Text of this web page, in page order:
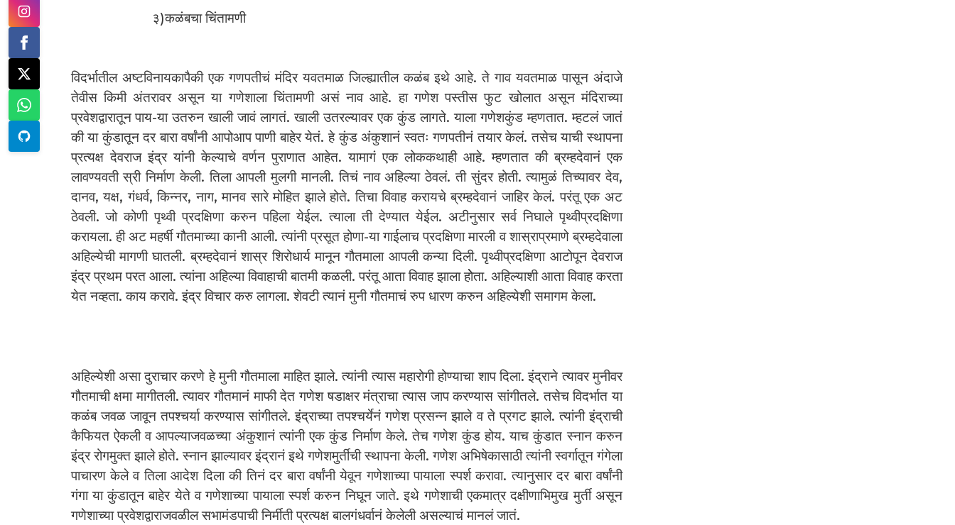
३)कळंबचा चिंतामणी
विदर्भातील अष्टविनायकापैकी एक गणपतीचं मंदिर यवतमाळ जिल्ह्यातील कळंब इथे आहे. ते गाव यवतमाळ पासून अंदाजे
तेवीस किमी अंतरावर असून या गणेशाला चिंतामणी असं नाव आहे. हा गणेश पस्तीस फुट खोलात असून मंदिराच्या
प्रवेशद्वारातून पाय-या उतरुन खाली जावं लागतं. खाली उतरल्यावर एक कुंड लागते. याला गणेशकुंड म्हणतात. म्हटलं जातं
की या कुंडातून दर बारा वर्षांनी आपोआप पाणी बाहेर येतं. हे कुंड अंकुशानं स्वतः गणपतीनं तयार केलं. तसेच याची स्थापना
प्रत्यक्ष देवराज इंद्र यांनी केल्याचे वर्णन पुराणात आहेत. यामागं एक लोककथाही आहे. म्हणतात की ब्रम्हदेवानं एक
लावण्यवती स्री निर्माण केली. तिला आपली मुलगी मानली. तिचं नाव अहिल्या ठेवलं. ती सुंदर होती. त्यामुळं तिच्यावर देव,
दानव, यक्ष, गंधर्व, किन्नर, नाग, मानव सारे मोहित झाले होते. तिचा विवाह करायचे ब्रम्हदेवानं जाहिर केलं. परंतू एक अट
ठेवली. जो कोणी पृथ्वी प्रदक्षिणा करुन पहिला येईल. त्याला ती देण्यात येईल. अटीनुसार सर्व निघाले पृथ्वीप्रदक्षिणा
करायला. ही अट महर्षी गौतमाच्या कानी आली. त्यांनी प्रसूत होणा-या गाईलाच प्रदक्षिणा मारली व शास्राप्रमाणे ब्रम्हदेवाला
अहिल्येची मागणी घातली. ब्रम्हदेवानं शास्र शिरोधार्य मानून गौतमाला आपली कन्या दिली. पृथ्वीप्रदक्षिणा आटोपून देवराज
इंद्र प्रथम परत आला. त्यांना अहिल्या विवाहाची बातमी कळली. परंतू आता विवाह झाला होेता. अहिल्याशी आता विवाह करता
येत नव्हता. काय करावे. इंद्र विचार करु लागला. शेवटी त्यानं मुनी गौतमाचं रुप धारण करुन अहिल्येशी समागम केला.
अहिल्येशी असा दुराचार करणे हे मुनी गौतमाला माहित झाले. त्यांनी त्यास महारोगी होण्याचा शाप दिला. इंद्राने त्यावर मुनीवर
गौतमाची क्षमा मागीतली. त्यावर गौतमानं माफी देत गणेश षडाक्षर मंत्राचा त्यास जाप करण्यास सांगीतले. तसेच विदर्भात या
कळंब जवळ जावून तपश्चर्या करण्यास सांगीतले. इंद्राच्या तपश्चर्येनं गणेश प्रसन्न झाले व ते प्रगट झाले. त्यांनी इंद्राची
कैफियत ऐकली व आपल्याजवळच्या अंकुशानं त्यांनी एक कुंड निर्माण केले. तेच गणेश कुंड होय. याच कुंडात स्नान करुन
इंद्र रोगमुक्त झाले होते. स्नान झाल्यावर इंद्रानं इथे गणेशमुर्तीची स्थापना केली. गणेश अभिषेकासाठी त्यांनी स्वर्गातून गंगेला
पाचारण केले व तिला आदेश दिला की तिनं दर बारा वर्षांनी येवून गणेशाच्या पायाला स्पर्श करावा. त्यानुसार दर बारा वर्षांनी
गंगा या कुंडातून बाहेर येते व गणेशाच्या पायाला स्पर्श करुन निघून जाते. इथे गणेशाची एकमात्र दक्षीणाभिमुख मुर्ती असून
गणेशाच्या प्रवेशद्वाराजवळील सभामंडपाची निर्मीती प्रत्यक्ष बालगंधर्वानं केलेली असल्याचं मानलं जातं.